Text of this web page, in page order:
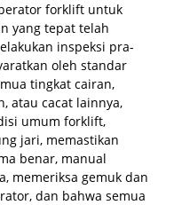
forklift untuk
yang tepat telah
inspeksi pra-
oleh standar
tingkat cairan,
atau cacat lainnya,
umum forklift,
jari, memastikan
benar, manual
memeriksa gemuk dan
dan bahwa semua